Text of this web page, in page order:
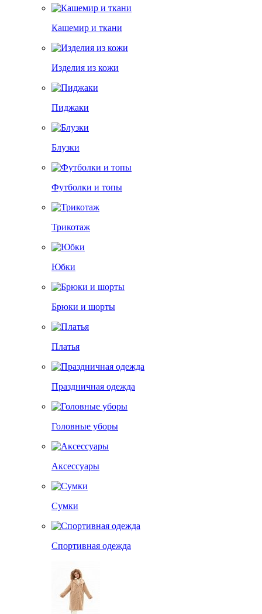
Кашемир и ткани
Изделия из кожи
Пиджаки
Блузки
Футболки и топы
Трикотаж
Юбки
Брюки и шорты
Платья
Праздничная одежда
Головные уборы
Аксессуары
Сумки
Спортивная одежда